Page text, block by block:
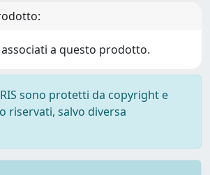
a questo prodotto.
sono protetti da copyright e
riservati, salvo diversa